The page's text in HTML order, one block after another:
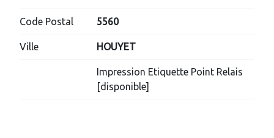
Code Postal 5560
Ville HOUYET
Impression Etiquette Point Relais
[disponible]